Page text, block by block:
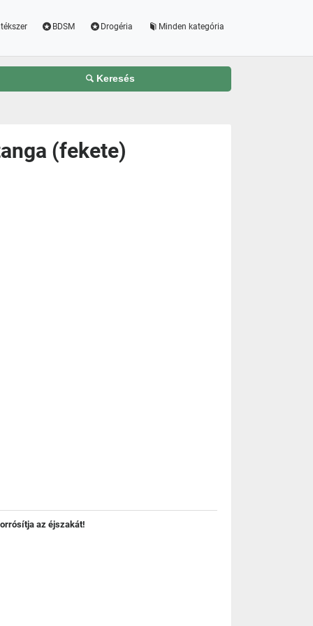
BDSM Drogéria Minden kategória
Keresés
(fekete)
az éjszakát!